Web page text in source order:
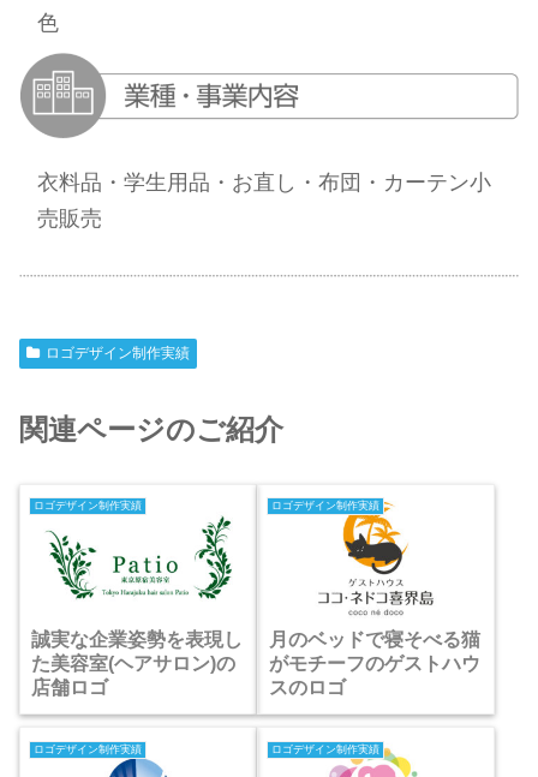
色
衣料品・学生用品・お直し・布団・カーテン小
売販売
ロゴデザイン制作実績
関連ページのご紹介
ロゴデザイン制作実績
誠実な企業姿勢を表現し
た美容室(ヘアサロン)の
店舗ロゴ
ロゴデザイン制作実績
月のベッドで寝そべる猫
がモチーフのゲストハウ
スのロゴ
ロゴデザイン制作実績 ロゴデザイン制作実績